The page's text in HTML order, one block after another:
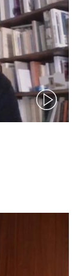
(video)